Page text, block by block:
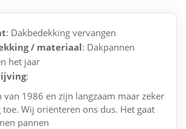
: Dakbedekking vervangen
/ materiaal: Dakpannen
het jaar
:
van 1986 en zijn langzaam maar zeker
Wij oriënteren ons dus. Het gaat
pannen